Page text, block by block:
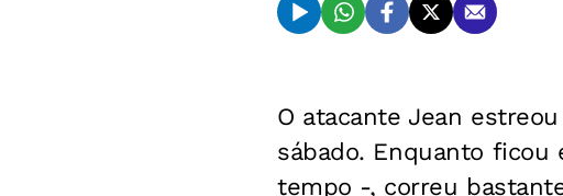
O atacante Jean
sábado. Enquanto
tempo -, correu